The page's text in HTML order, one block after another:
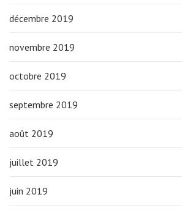
décembre 2019
novembre 2019
octobre 2019
septembre 2019
août 2019
juillet 2019
juin 2019